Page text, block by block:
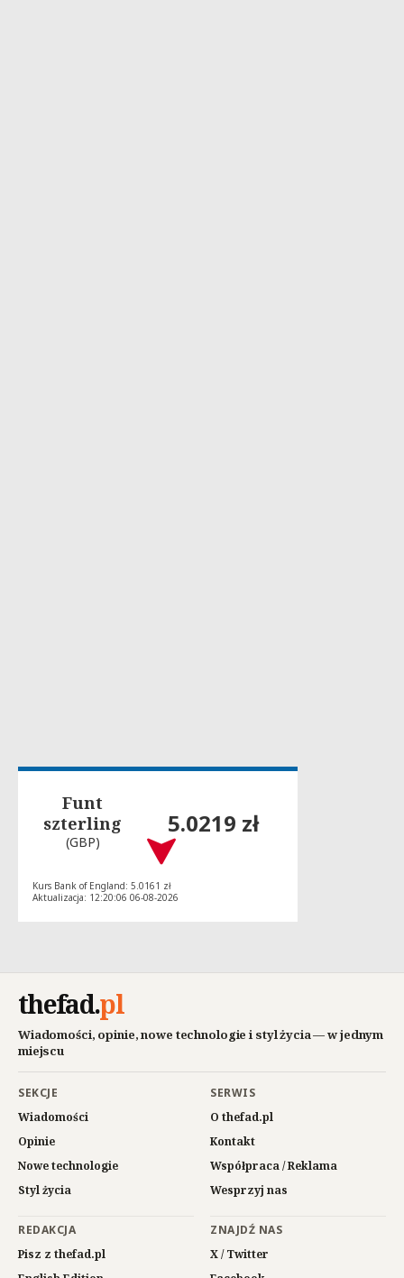
Funt
szterling
(GBP)
5.0219 zł
Kurs Bank of England: 5.0161 zł
Aktualizacja: 12:20:06 06-08-2026
thefad.pl
Wiadomości, opinie, nowe technologie i styl życia — w jednym
miejscu
SEKCJE
Wiadomości
Opinie
Nowe technologie
Styl życia
SERWIS
O thefad.pl
Kontakt
Współpraca / Reklama
Wesprzyj nas
REDAKCJA
Pisz z thefad.pl
ZNAJDŹ NAS
X / Twitter